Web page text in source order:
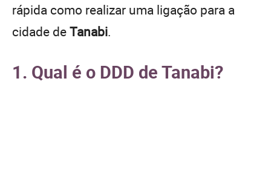
rápida como realizar uma ligação para a
cidade deTanabi.
1. Qual é o DDD de Tanabi?